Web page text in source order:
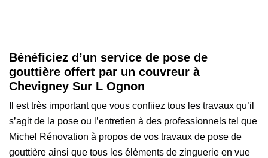
Bénéficiez d’un service de pose de
gouttière offert par un couvreur à
Chevigney Sur L Ognon
Il est très important que vous confiiez tous les travaux qu’il
s’agit de la pose ou l’entretien à des professionnels tel que
Michel Rénovation à propos de vos travaux de pose de
gouttière ainsi que tous les éléments de zinguerie en vue